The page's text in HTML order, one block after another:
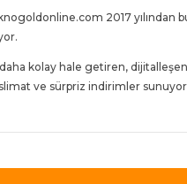
2017
kolay hale getiren,
ve sürpriz indirimler
fazla ürün çeşidi bulunduran